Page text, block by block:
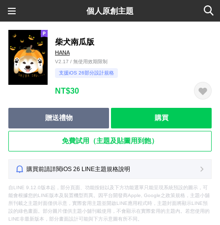
個人原創主題
柴犬南瓜版
HANA
V2.17 / 無使用效期限制
支援iOS 26部分設計規格
NT$30
贈送禮物 購買
免費試用（主題及貼圖用到飽）
購買前請詳閱iOS 26 LINE主題規格說明
自LINE 9.12.0版本起，部分頁面、功能按鈕以及下方功能選單只能呈現系統預設的圖示，可
能會根據您的LINE版本及裝置機型而異。因平台開發商Apple, Google之政策規格，主題小舖
所刊載之主題封面僅供示意，實際套用主題並開啟LINE應用程式時，主題封面將顯示LINE預
設的綠色畫面。部分圖片僅供主題小舖刊載使用，不會顯示在實際套用的主題內。若您使用的
LINE非最新版本，部分畫面設計可能與下方示意圖有所不同。